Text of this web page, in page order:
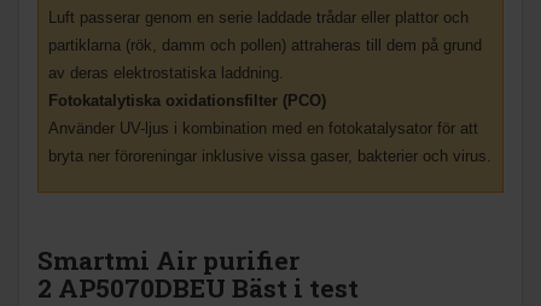
Luft passerar genom en serie laddade trådar eller plattor och
partiklarna (rök, damm och pollen) attraheras till dem på grund
av deras elektrostatiska laddning.
Fotokatalytiska oxidationsfilter (PCO)
Använder UV-ljus i kombination med en fotokatalysator för att
bryta ner föroreningar inklusive vissa gaser, bakterier och virus.
Smartmi Air purifier
2 AP5070DBEU Bäst i test